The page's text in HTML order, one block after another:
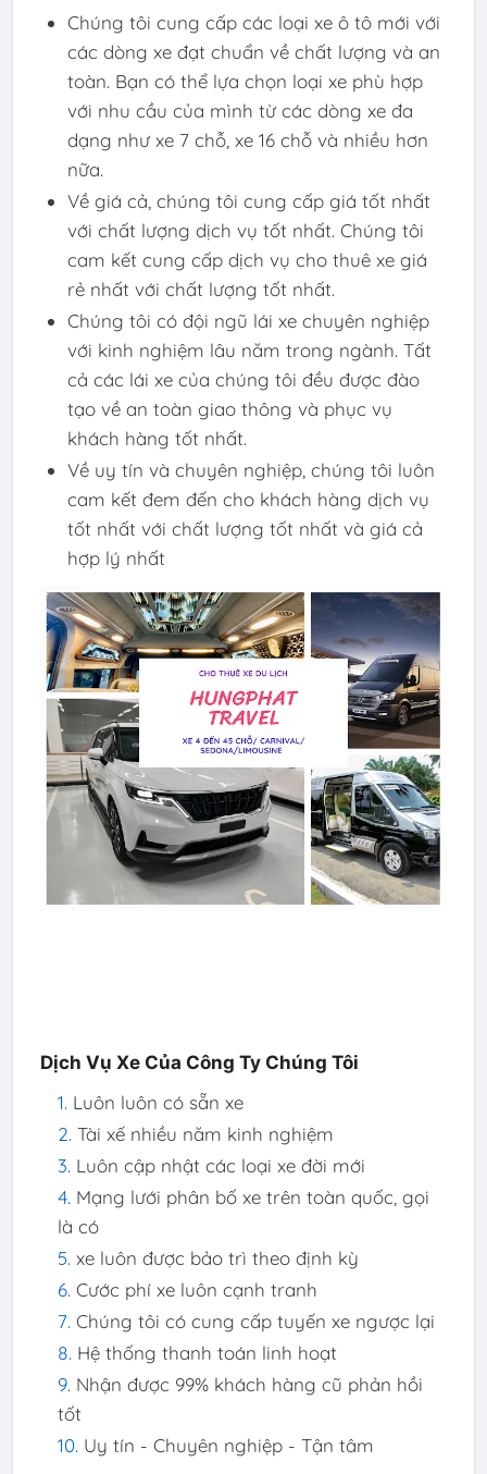
Chúng tôi cung cấp các loại xe ô tô mới với
các dòng xe đạt chuẩn về chất lượng và an
toàn. Bạn có thể lựa chọn loại xe phù hợp
với nhu cầu của mình từ các dòng xe đa
dạng như xe 7 chỗ, xe 16 chỗ và nhiều hơn
nữa.
Về giá cả, chúng tôi cung cấp giá tốt nhất
với chất lượng dịch vụ tốt nhất. Chúng tôi
cam kết cung cấp dịch vụ cho thuê xe giá
rẻ nhất với chất lượng tốt nhất.
Chúng tôi có đội ngũ lái xe chuyên nghiệp
với kinh nghiệm lâu năm trong ngành. Tất
cả các lái xe của chúng tôi đều được đào
tạo về an toàn giao thông và phục vụ
khách hàng tốt nhất.
Về uy tín và chuyên nghiệp, chúng tôi luôn
cam kết đem đến cho khách hàng dịch vụ
tốt nhất với chất lượng tốt nhất và giá cả
hợp lý nhất
Dịch Vụ Xe Của Công Ty Chúng Tôi
Luôn luôn có sẵn xe
Tài xế nhiều năm kinh nghiệm
Luôn cập nhật các loại xe đời mới
Mạng lưới phân bố xe trên toàn quốc, gọi
là có
xe luôn được bảo trì theo định kỳ
Cước phí xe luôn cạnh tranh
Chúng tôi có cung cấp tuyến xe ngược lại
Hệ thống thanh toán linh hoạt
Nhận được 99% khách hàng cũ phản hồi
tốt
Uy tín - Chuyên nghiệp - Tận tâm